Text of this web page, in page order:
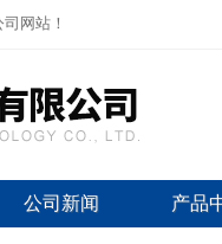
网站！
公司新闻 产品